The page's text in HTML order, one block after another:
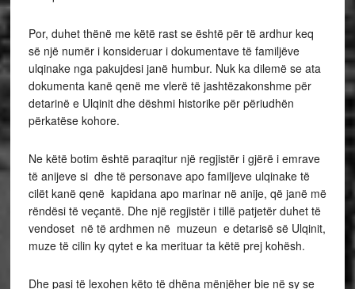
Por, duhet thënë me këtë rast se është për të ardhur keq
së një numër i konsideruar i dokumentave të familjëve
ulqinake nga pakujdesi janë humbur. Nuk ka dilemë se ata
dokumenta kanë qenë me vlerë të jashtëzakonshme për
detarinë e Ulqinit dhe dëshmi historike për përiudhën
përkatëse kohore.
Ne këtë botim është paraqitur një regjistër i gjërë i emrave
të anijeve si dhe të personave apo familjeve ulqinake të
cilët kanë qenë kapidana apo marinar në anije, që janë më
rëndësi të veçantë. Dhe një regjistër i tillë patjetër duhet të
vendoset në të ardhmen në muzeun e detarisë së Ulqinit,
muze të cilin ky qytet e ka merituar ta këtë prej kohësh.
Dhe pasi të lexohen këto të dhëna mënjëher bie në sy se